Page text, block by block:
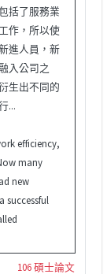
括了服務業
作，所以使
進人員，新
入公司之
生出不同的
...
efficiency,
many
new
successful
106 碩士論文